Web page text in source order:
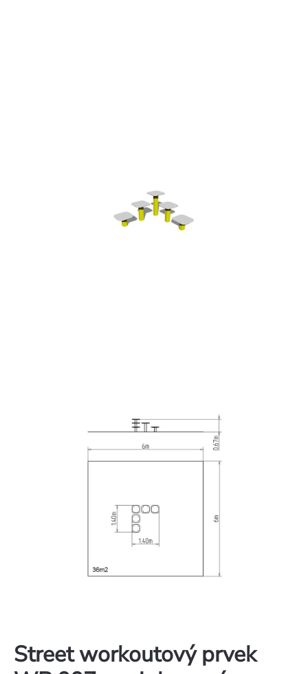
Street workoutový prvek